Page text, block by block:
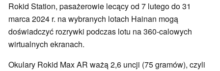
Rokid Station, pasażerowie lecący od 7 lutego do 31
marca 2024 r. na wybranych lotach Hainan mogą
doświadczyć rozrywki podczas lotu na 360-calowych
wirtualnych ekranach.
Okulary Rokid Max AR ważą 2,6 uncji (75 gramów), czyli